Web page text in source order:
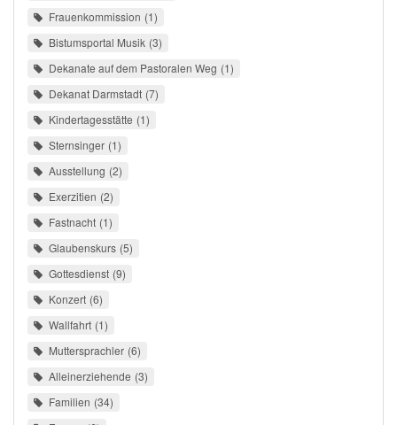
Frauenkommission 1
Bistumsportal Musik 3
Dekanate auf dem Pastoralen Weg 1
Dekanat Darmstadt 7
Kindertagesstätte 1
Sternsinger 1
Ausstellung 2
Exerzitien 2
Fastnacht 1
Glaubenskurs 5
Gottesdienst 9
Konzert 6
Wallfahrt 1
Muttersprachler 6
Alleinerziehende 3
Familien 34